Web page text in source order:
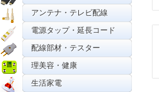
アンテナ・テレビ配線
電源タップ・延長コード
配線部材・テスター
理美容・健康
生活家電